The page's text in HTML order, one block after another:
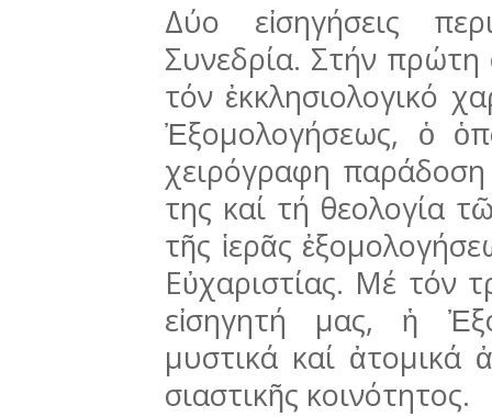
Δύο εἰσηγήσεις
Συνεδρία. Στήν πρώτη
τόν ἐκ­κλη­σιολογικό
Ἐξομολογήσεως, ὁ
χειρό­γραφη
της καί τή θεολο­γία
τῆς ἱερᾶς
Εὐχαριστίας. Μέ τόν
εἰσηγητή μας, ἡ
μυστικά καί ἀτομι­κά
σιαστικῆς κοινό­τητος.